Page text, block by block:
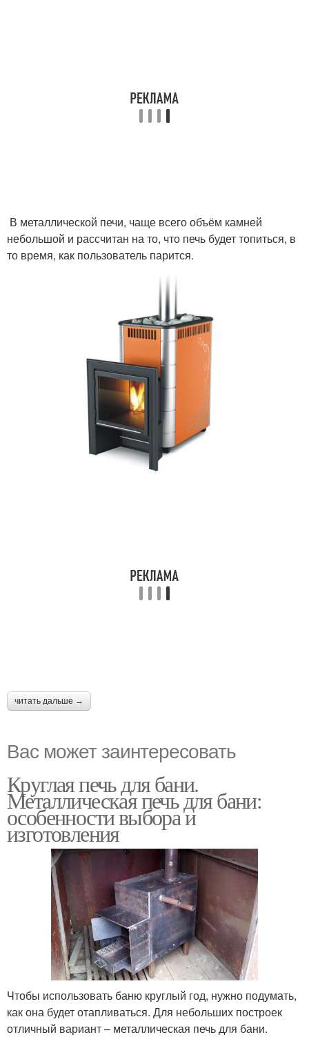
В металлической печи, чаще всего объём камней
небольшой и рассчитан на то, что печь будет топиться, в
то время, как пользователь парится.
читать дальше →
Вас может заинтересовать
Круглая печь для бани.
Металлическая печь для бани:
особенности выбора и
изготовления
Чтобы использовать баню круглый год, нужно подумать,
как она будет отапливаться. Для небольших построек
отличный вариант – металлическая печь для бани.